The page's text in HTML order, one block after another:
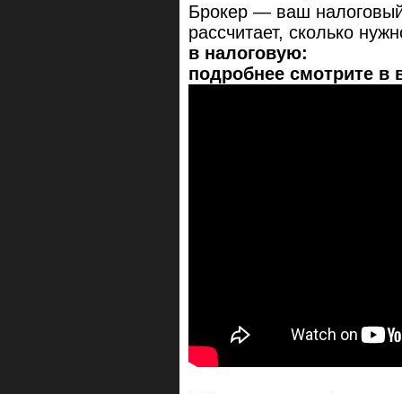
Брокер — ваш
рассчитает, сколько
в налоговую:
подробнее смотрите в